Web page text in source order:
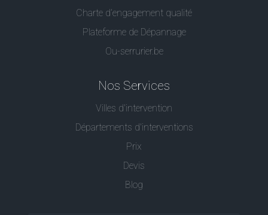
Charte d’engagement qualité
Plateforme de Dépannage
Ou-serrurier.be
Nos Services
Villes d'intervention
Départements d'interventions
Prix
Devis
Blog